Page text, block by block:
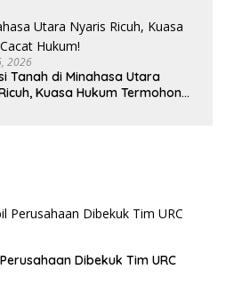
2026
Tanah di Minahasa Utara
Kuasa Hukum Termohon
Dibekuk Tim URC